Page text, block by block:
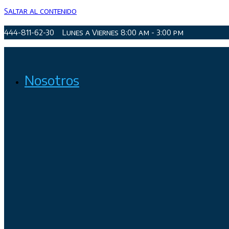
Saltar al contenido
444-811-62-30 Lunes a Viernes 8:00 am - 3:00 pm
Organismo Operador de Agua Potable, Alcantarillado y
Nosotros